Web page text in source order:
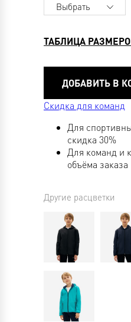
Выбрать
ТАБЛИЦА
Скидка для команд
Для
скидка 30%
Для команд и
объёма заказа
Другие расцветки